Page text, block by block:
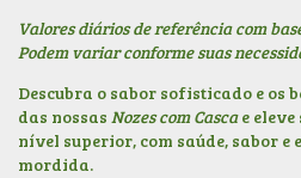
Valores diários de referência com
Podem variar conforme suas
Descubra o sabor sofisticado e os
das nossas Nozes com Cascae eleve
nível superior, com saúde, sabor e
mordida.